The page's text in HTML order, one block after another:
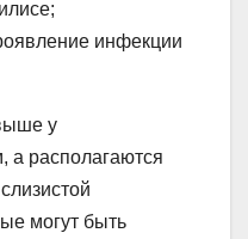
инфекции
у
а располагаются
могут быть